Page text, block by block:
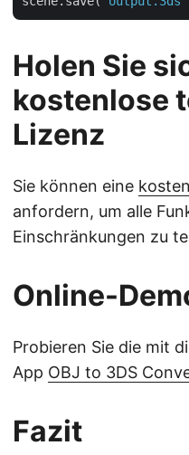
Holen Sie
kostenlose
Lizenz
Sie können eine
anfordern, um alle
Einschränkungen zu
Online-
Probieren Sie die mit
App OBJ to 3DS
Fazit